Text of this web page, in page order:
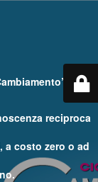
reciproca
a costo zero o ad